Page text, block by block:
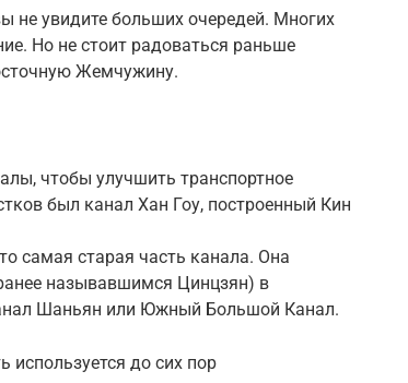
не увидите больших очередей. Многих
Но не стоит радоваться раньше
Жемчужину.
чтобы улучшить транспортное
был канал Хан Гоу, построенный Кин
самая старая часть канала. Она
называвшимся Цинцзян) в
Шаньян или Южный Большой Канал.
до сих пор